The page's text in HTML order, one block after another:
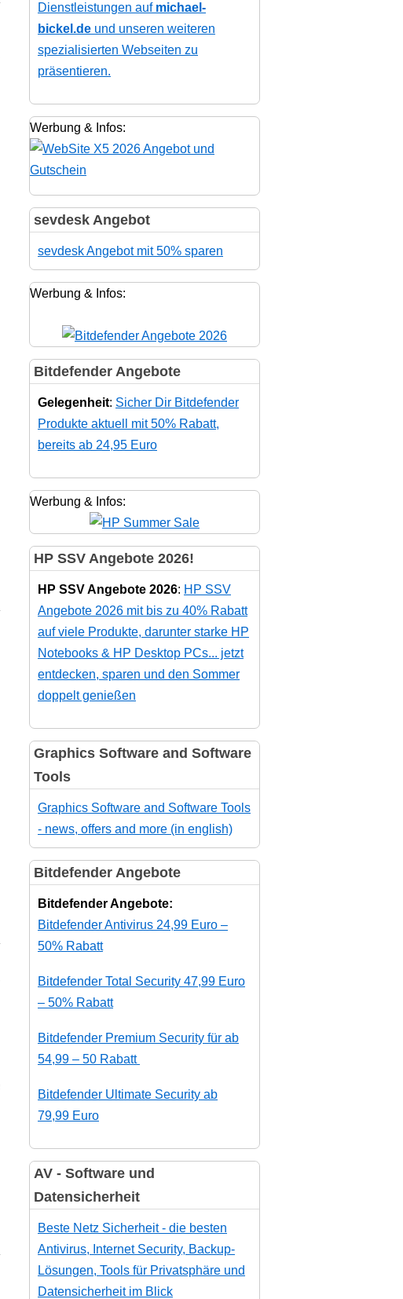
Dienstleistungen auf michael-
bickel.de und unseren weiteren
spezialisierten Webseiten zu
präsentieren.
Werbung & Infos:
sevdesk Angebot
sevdesk Angebot mit 50% sparen
Werbung & Infos:
Bitdefender Angebote
Gelegenheit: Sicher Dir Bitdefender
Produkte aktuell mit 50% Rabatt,
bereits ab 24,95 Euro
Werbung & Infos:
HP SSV Angebote 2026!
HP SSV Angebote 2026: HP SSV
Angebote 2026 mit bis zu 40% Rabatt
auf viele Produkte, darunter starke HP
Notebooks & HP Desktop PCs... jetzt
entdecken, sparen und den Sommer
doppelt genießen
Graphics Software and Software
Tools
Graphics Software and Software Tools
- news, offers and more (in english)
Bitdefender Angebote
Bitdefender Angebote:
Bitdefender Antivirus 24,99 Euro –
50% Rabatt
Bitdefender Total Security 47,99 Euro
– 50% Rabatt
Bitdefender Premium Security für ab
54,99 – 50 Rabatt
Bitdefender Ultimate Security ab
79,99 Euro
AV - Software und
Datensicherheit
Beste Netz Sicherheit - die besten
Antivirus, Internet Security, Backup-
Lösungen, Tools für Privatsphäre und
Datensicherheit im Blick